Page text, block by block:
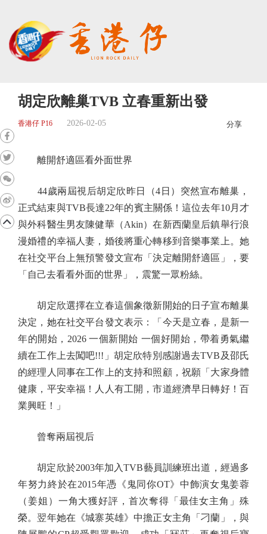
胡定欣離巢TVB 立春重新出發
香港仔 P16 2026-02-05 分享
離開舒適區看外面世界
44歲兩屆視后胡定欣昨日（4日）突然宣布離巢，
正式結束與TVB長達22年的賓主關係！這位去年10月才
與外科醫生男友陳健華（Akin）在新西蘭皇后鎮舉行浪
漫婚禮的幸福人妻，婚後將重心轉移到音樂事業上。她
在社交平台上無預警發文宣布「決定離開舒適區」，要
「自己去看看外面的世界」，震驚一眾粉絲。
胡定欣選擇在立春這個象徵新開始的日子宣布離巢
決定，她在社交平台發文表示：「今天是立春，是新一
年的開始，2026 一個新開始 一個好開始，帶着勇氣繼
續在工作上去闖吧!!!」胡定欣特別感謝過去TVB及邵氏
的經理人同事在工作上的支持和照顧，祝願「大家身體
健康，平安幸福！人人有工開，市道經濟早日轉好！百
業興旺！」
曾奪兩屆視后
胡定欣於2003年加入TVB藝員訓練班出道，經過多
年努力終於在2015年憑《鬼同你OT》中飾演女鬼姜蓉
（姜姐）一角大獲好評，首次奪得「最佳女主角」殊
榮。翌年她在《城寨英雄》中擔正女主角「刁蘭」，與